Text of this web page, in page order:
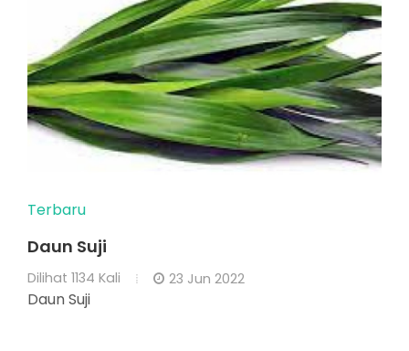
Terbaru
Daun Suji
Dilihat 1134 Kali 23 Jun 2022
Daun Suji